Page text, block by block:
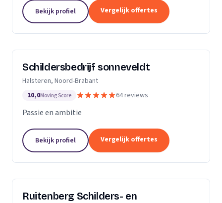
Dan bent u aan het juiste adres.Ik heb al meerdere
jaren ervaring zowel als...
Bekijk profiel Vergelijk offertes
Schildersbedrijf sonneveldt
Halsteren, Noord-Brabant
10,0Moving Score 64 reviews
Passie en ambitie
Bekijk profiel Vergelijk offertes
Ruitenberg Schilders- en